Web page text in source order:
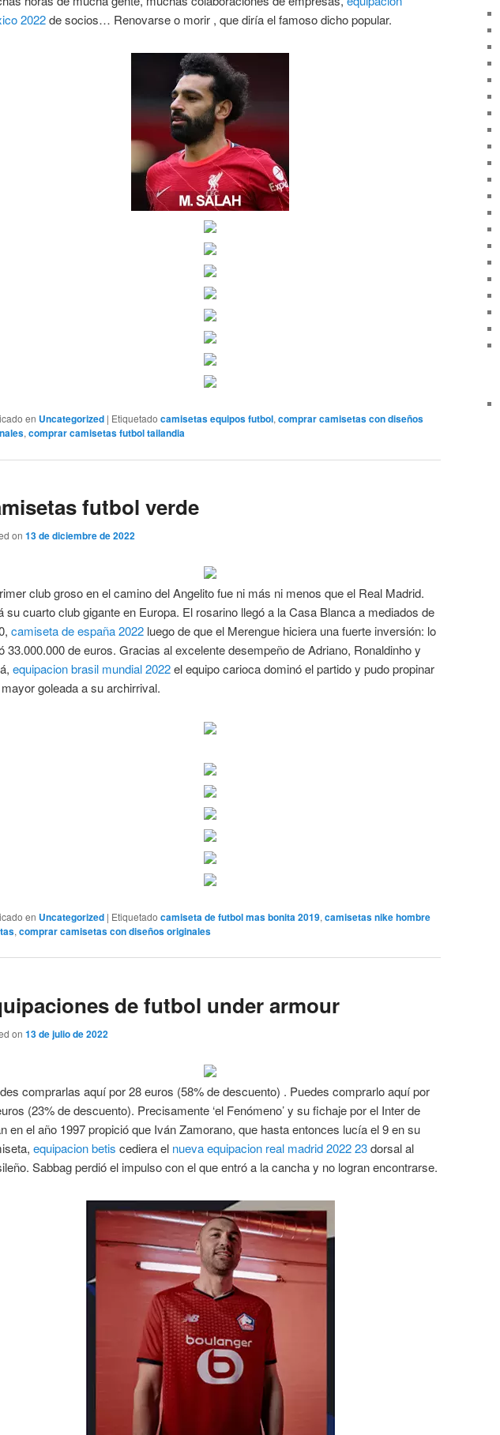
2022de socios… Renovarse o morir , que diría el famoso dicho popular.
en Uncategorized | Etiquetado camisetas equipos futbol, comprar camisetas con diseños
, comprar camisetas futbol tailandia
futbol verde
on 13 de diciembre de 2022
club groso en el camino del Angelito fue ni más ni menos que el Real Madrid.
su cuarto club gigante en Europa. El rosarino llegó a la Casa Blanca a mediados de
camiseta de españa 2022 luego de que el Merengue hiciera una fuerte inversión: lo
33.000.000 de euros. Gracias al excelente desempeño de Adriano, Ronaldinho y
equipacion brasil mundial 2022el equipo carioca dominó el partido y pudo propinar
goleada a su archirrival.
en Uncategorized | Etiquetado camiseta de futbol mas bonita 2019, camisetas nike hombre
, comprar camisetas con diseños originales
de futbol under armour
on 13 de julio de 2022
comprarlas aquí por 28 euros (58% de descuento) . Puedes comprarlo aquí por
(23% de descuento). Precisamente ‘el Fenómeno’ y su fichaje por el Inter de
en el año 1997 propició que Iván Zamorano, que hasta entonces lucía el 9 en su
equipacion betis cediera el nueva equipacion real madrid 2022 23dorsal al
Sabbag perdió el impulso con el que entró a la cancha y no logran encontrarse.